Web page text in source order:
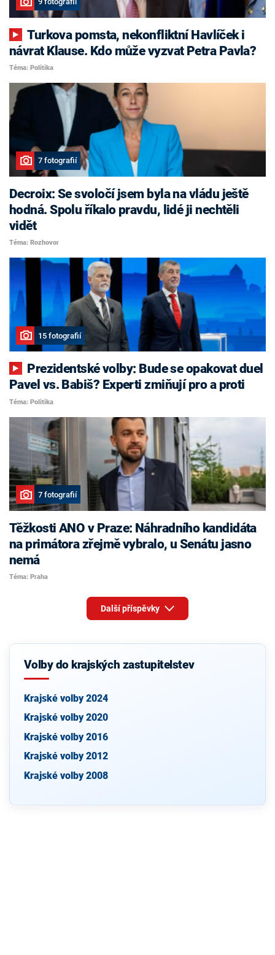
Turkova pomsta, nekonfliktní Havlíček i
návrat Klause. Kdo může vyzvat Petra Pavla?
Téma: Politika
7 fotografií
Decroix: Se svoločí jsem byla na vládu ještě
hodná. Spolu říkalo pravdu, lidé ji nechtěli
vidět
Téma: Rozhovor
15 fotografií
Pavel vs. Babiš? Experti zmiňují pro a proti
Téma: Politika
7 fotografií
Těžkosti ANO v Praze: Náhradního kandidáta
na primátora zřejmě vybralo, u Senátu jasno
nemá
Téma: Praha
Další příspěvky
Volby do krajských zastupitelstev
Krajské volby 2024
Krajské volby 2020
Krajské volby 2016
Krajské volby 2012
Krajské volby 2008